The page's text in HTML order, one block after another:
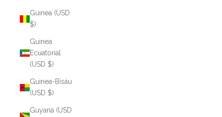
Guinea (USD
$)
Guinea
Ecuatorial
(USD $)
Guinea-Bisáu
(USD $)
Guyana (USD